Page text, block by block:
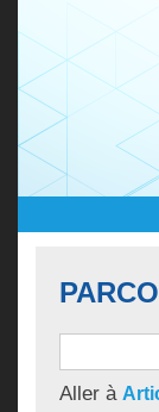
Aller à